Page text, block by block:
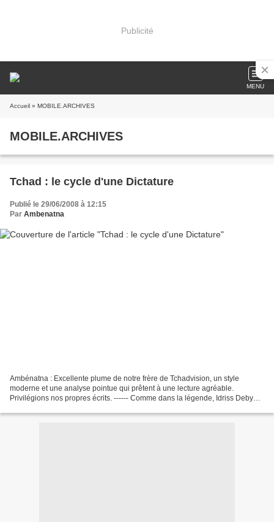
Publicité
MENU
Accueil » MOBILE.ARCHIVES
MOBILE.ARCHIVES
Tchad : le cycle d'une Dictature
Publié le 29/06/2008 à 12:15
Par Ambenatna
Ambénatna : Excellente plume de notre frère de Tchadvision, un style
moderne et une analyse pointue qui prêtent à une lecture agréable.
Privilégions nos propres écrits. ------ Comme dans la légende, Idriss Deby